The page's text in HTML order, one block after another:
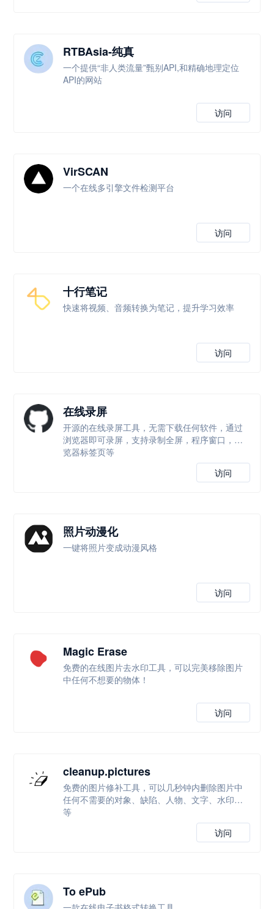
RTBAsia-纯真
一个提供“非人类流量”甄别API,和精确地理定位
API的网站
访问
VirSCAN
一个在线多引擎文件检测平台
访问
十行笔记
快速将视频、音频转换为笔记，提升学习效率
访问
在线录屏
开源的在线录屏工具，无需下载任何软件，通过
浏览器即可录屏，支持录制全屏，程序窗口，浏
览器标签页等
访问
照片动漫化
一键将照片变成动漫风格
访问
Magic Erase
免费的在线图片去水印工具，可以完美移除图片
中任何不想要的物体！
访问
cleanup.pictures
免费的图片修补工具，可以几秒钟内删除图片中
任何不需要的对象、缺陷、人物、文字、水印等
等
访问
To ePub